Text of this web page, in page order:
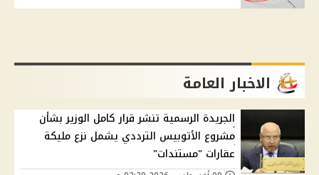
الاخبار العامة
الجريدة الرسمية تنشر قرار كامل الوزير بشأن
مشروع الأتوبيس الترددي يشمل نزع مليكة
عقارات "مستندات"